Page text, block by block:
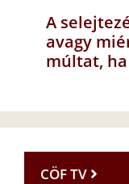
A
avagy
múltat,
CÖF TV